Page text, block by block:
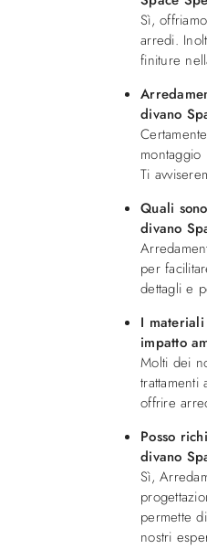
Sì,
arredi.
finiture
divano
Ti
Quali
divano
per
dettagli e
I
impatto
Molti dei
trattamenti
offrire
Posso
divano
Sì,
permette
nostri